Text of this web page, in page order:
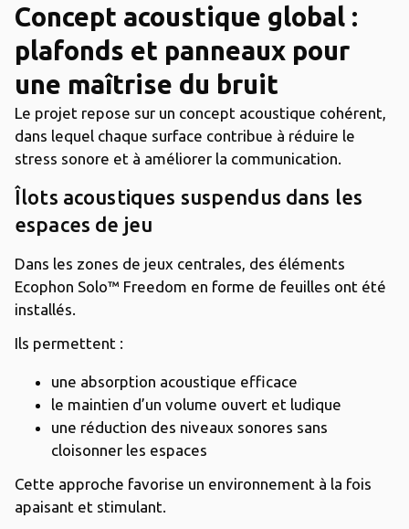
Concept acoustique global :
plafonds et panneaux pour
une maîtrise du bruit
Le projet repose sur un concept acoustique cohérent,
dans lequel chaque surface contribue à réduire le
stress sonore et à améliorer la communication.
Îlots acoustiques suspendus dans les
espaces de jeu
Dans les zones de jeux centrales, des éléments
Ecophon Solo™ Freedom en forme de feuilles ont été
installés.
Ils permettent :
une absorption acoustique efficace
le maintien d’un volume ouvert et ludique
une réduction des niveaux sonores sans
cloisonner les espaces
Cette approche favorise un environnement à la fois
apaisant et stimulant.